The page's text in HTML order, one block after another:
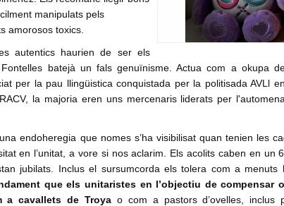
Denuncia social
Economia
manipulats pels
amorosos toxics.
autentics haurien de ser els
Fontelles batejà un fals genuïnisme. Actua com a okupa
per la pau llingüistica conquistada per la politisada AVLl
la majoria eren uns mercenaris liderats per
endoheregia que nomes s’ha visibilisat quan tenien les
en l’unitat, a vore si nos aclarim. Els acolits caben en
jubilats. Inclus el sursumcorda els tolera com a menuts
que els unitaristes en l’objectiu de
a cavallets de Troya o com a pastors d’ovelles, inclus